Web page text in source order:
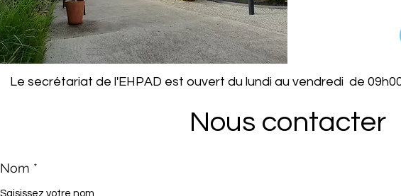
Le secrétariat de l'EHPAD est ouvert du lundi au vendredi de
Nous contacter
Nom